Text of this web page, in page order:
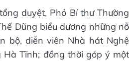
duyệt, Phó Bí thư Thường
Dũng biểu dương những nỗ
bộ, diễn viên Nhà hát Nghệ
Tĩnh; đồng thời góp ý một